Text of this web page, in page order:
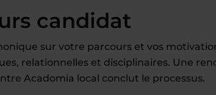
candidat
sur votre parcours et vos
relationnelles et disciplinaires. Une
Acadomia local conclut le processus.